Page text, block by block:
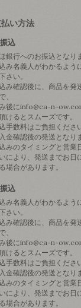
い方法
込
銀行へのお振込となり
み名義人がわかるよう
さい。
み確認後に、商品を発
、
後にinfo@ca-n-
けるとスムーズです。
手数料はご負担くださ
金確認後の発送となり
みのタイミングと営業
により、発送までお日
場合があります。
込
み名義人がわかるよう
さい。
み確認後に、商品を発
、
後にinfo@ca-n-
けるとスムーズです。
手数料はご負担くださ
金確認後の発送となり
みのタイミングと営業
により、発送までお日
場合があります。